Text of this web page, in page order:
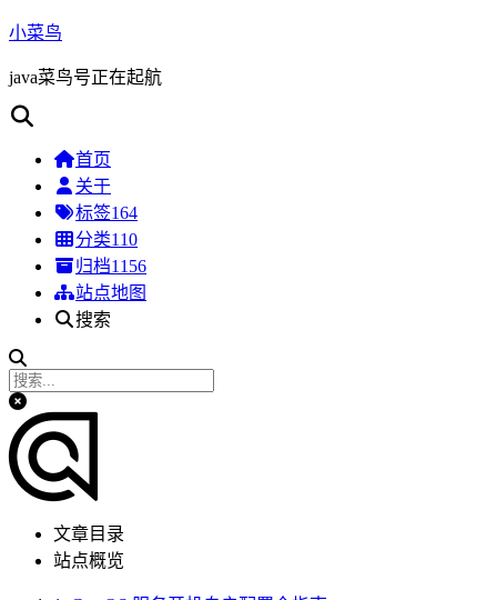
小菜鸟
java菜鸟号正在起航
首页
关于
标签164
分类110
归档1156
站点地图
搜索
文章目录
站点概览